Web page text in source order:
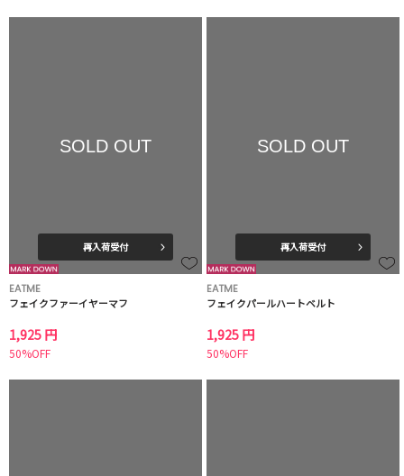
SOLD OUT
再入荷受付
EATME
フェイクファーイヤーマフ
1,925 円
50%OFF
SOLD OUT
再入荷受付
EATME
フェイクパールハートベルト
1,925 円
50%OFF